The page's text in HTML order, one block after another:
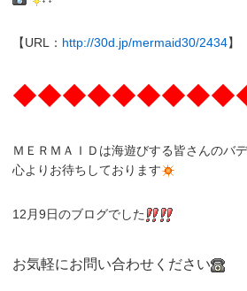
【URL： http://30d.jp/mermaid30/2434】
ＭＥＲＭＡＩＤは海遊びする皆さんのバ
心よりお待ちしております
12月9日のブログでした
お気軽にお問い合わせください